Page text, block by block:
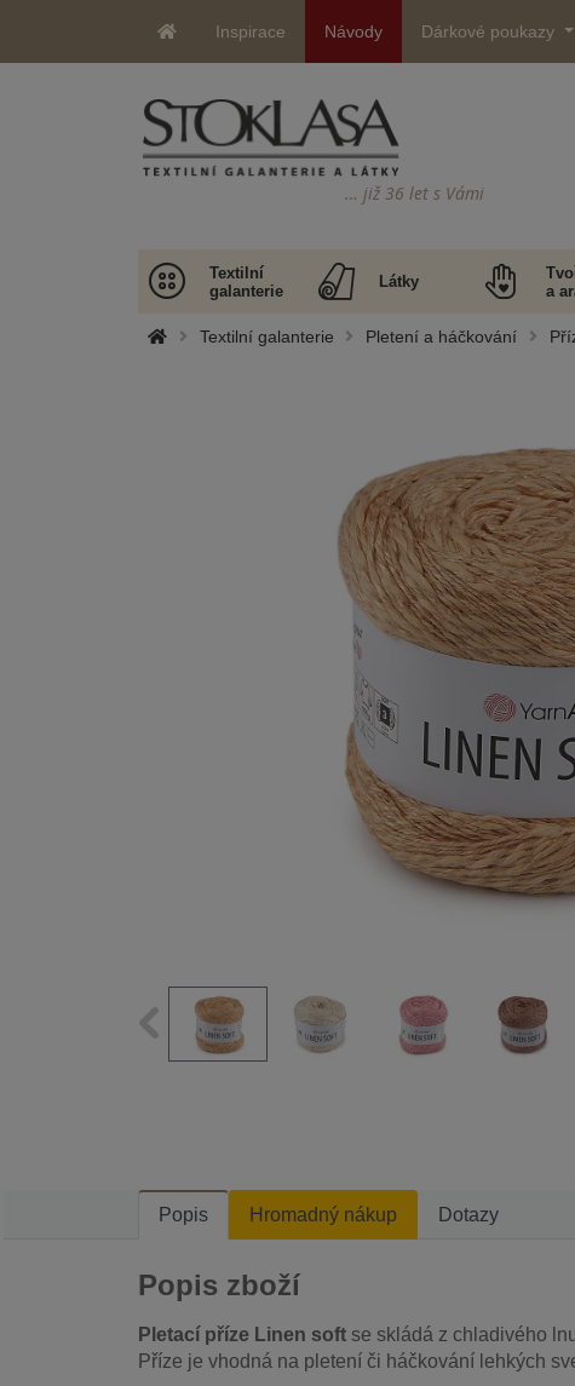
Inspirace Návody Dárkové poukazy
… již 36 let s Vámi
Textilní
galanterie
Látky
a
Textilní galanterie Pletení a háčkování
Popis Hromadný nákup Dotazy
Popis zboží
Pletací příze Linen soft se skládá z chladivého
Příze je vhodná na pletení či háčkování lehkých